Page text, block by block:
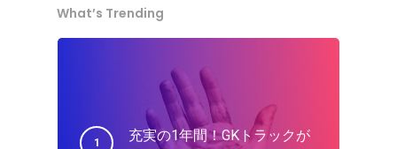
What’s Trending
充実の1年間！GKトラックが